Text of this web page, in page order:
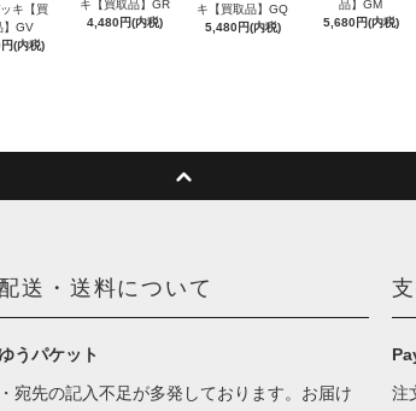
キ【買
】GV
(内税)
キ【買取品】GR
4,480円(内税)
キ【買取品】GQ
5,480円(内税)
品】GM
5,680円(内税)
送・送料について
ゆうパケット
・宛先の記入不足が多発しております。お届け
注